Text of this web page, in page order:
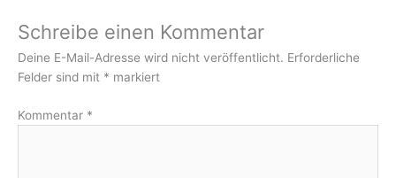
Schreibe einen Kommentar
Deine E-Mail-Adresse wird nicht veröffentlicht. Erforderliche
Felder sind mit * markiert
Kommentar *